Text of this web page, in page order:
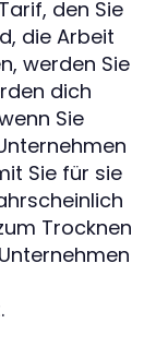
den Sie
die Arbeit
werden Sie
dich
Sie
Sie für sie
Trocknen